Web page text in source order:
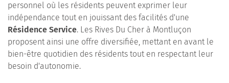
personnel où les résidents peuvent exprimer leur
indépendance tout en jouissant des facilités d'une
Résidence Service. Les Rives Du Cher à Montluçon
proposent ainsi une offre diversifiée, mettant en avant le
bien-être quotidien des résidents tout en respectant leur
besoin d'autonomie.